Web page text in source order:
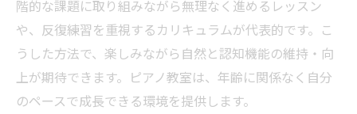
ピアノ教室が無理なく続く新しい習慣にな
る理由
シニアでも安心して始められるピアノ教室
の工夫
階的な課題に取り組みながら無理なく進めるレッスン
や、反復練習を重視するカリキュラムが代表的です。こ
うした方法で、楽しみながら自然と認知機能の維持・向
上が期待できます。ピアノ教室は、年齢に関係なく自分
のペースで成長できる環境を提供します。